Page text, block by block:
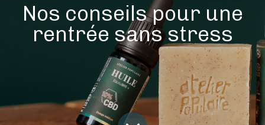
Nos conseils pour une
rentrée sans stress